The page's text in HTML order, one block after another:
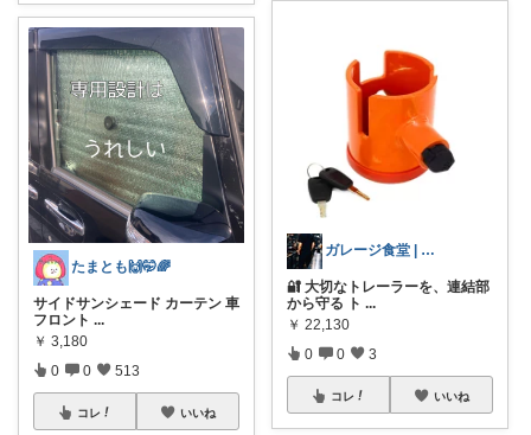
たまとも🙌🤭🌈
サイドサンシェード カーテン 車
フロント ...
￥ 3,180
0 0 513
コレ いいね
ガレージ食堂 | 開業準備中
🔐 大切なトレーラーを、連結部
から守る ト ...
￥ 22,130
0 0 3
コレ いいね